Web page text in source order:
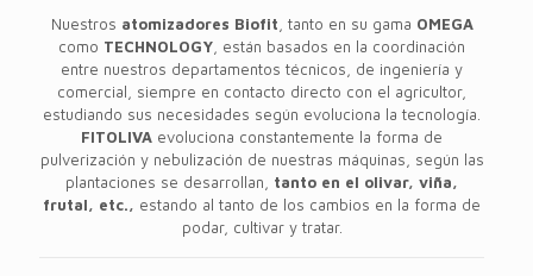
Nuestros atomizadores Biofit , tanto en su gama OMEGA
como TECHNOLOGY , están basados en la coordinación
entre nuestros departamentos técnicos, de ingeniería y
comercial, siempre en contacto directo con el agricultor,
estudiando sus necesidades según evoluciona la tecnología.
FITOLIVA evoluciona constantemente la forma de
pulverización y nebulización de nuestras máquinas, según las
plantaciones se desarrollan, tanto en el olivar, viña,
frutal, etc., estando al tanto de los cambios en la forma de
podar, cultivar y tratar.